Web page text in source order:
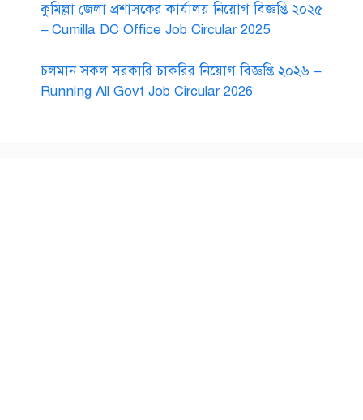
কুমিল্লা জেলা প্রশাসকের কার্যালয় নিয়োগ বিজ্ঞপ্তি ২০২৫
– Cumilla DC Office Job Circular 2025
চলমান সকল সরকারি চাকরির নিয়োগ বিজ্ঞপ্তি ২০২৬ –
Running All Govt Job Circular 2026